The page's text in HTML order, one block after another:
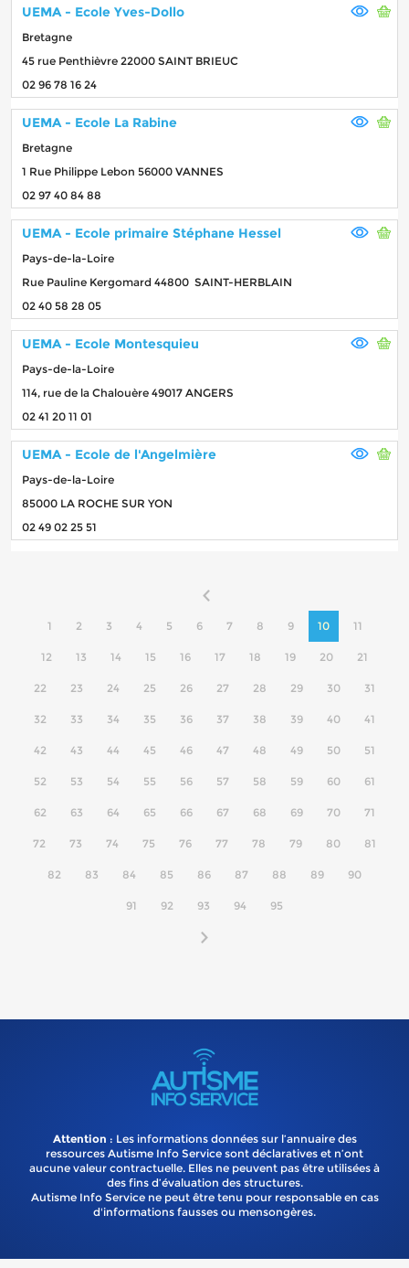
UEMA - Ecole Yves-Dollo
Bretagne
45 rue Penthièvre 22000 SAINT BRIEUC
02 96 78 16 24
UEMA - Ecole La Rabine
Bretagne
1 Rue Philippe Lebon 56000 VANNES
02 97 40 84 88
UEMA - Ecole primaire Stéphane Hessel
Pays-de-la-Loire
Rue Pauline Kergomard 44800 SAINT-HERBLAIN
02 40 58 28 05
UEMA - Ecole Montesquieu
Pays-de-la-Loire
114, rue de la Chalouère 49017 ANGERS
02 41 20 11 01
UEMA - Ecole de l'Angelmière
Pays-de-la-Loire
85000 LA ROCHE SUR YON
02 49 02 25 51
1 2 3 4 5 6 7 8 9 10 11
12 13 14 15 16 17 18 19 20 21
22 23 24 25 26 27 28 29 30 31
32 33 34 35 36 37 38 39 40 41
42 43 44 45 46 47 48 49 50 51
52 53 54 55 56 57 58 59 60 61
62 63 64 65 66 67 68 69 70 71
72 73 74 75 76 77 78 79 80 81
82 83 84 85 86 87 88 89 90
91 92 93 94 95
Attention : Les informations données sur l’annuaire des
ressources Autisme Info Service sont déclaratives et n’ont
aucune valeur contractuelle. Elles ne peuvent pas être utilisées à
des fins d’évaluation des structures.
Autisme Info Service ne peut être tenu pour responsable en cas
d'informations fausses ou mensongères.